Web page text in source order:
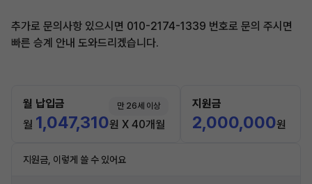
추가로 문의사항 있으시면 010-2174-1339 번호로 문의 주시면
빠른 승계 안내 도와드리겠습니다.
월 납입금 만 26세 이상
월 1,047,310원 X 40개월
지원금
2,000,000원
지원금, 이렇게 쓸 수 있어요